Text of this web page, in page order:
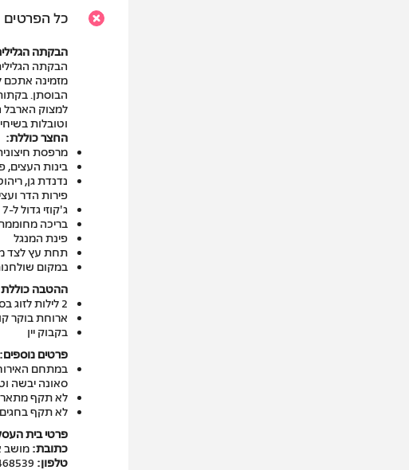
כל הפרטים
הבקתה
מזמינה אתכם
הבוסתן.
למצוק
וטובלות
החצר כוללת:
מרפסת
בינות העצים,
נדנדת גן,
פירות הדר
ג'קוזי גדול ל-7 אנשים תחת פרגולה ענקית
בריכה
פינת המנגל
תחת עץ לצד
במקום
ההטבה
2 לילות לזוג בסופ"ש – שישי שבת
ארוחת בוקר
בקבוק יין
פרטים נוספים:
סאונה יבשה
לא תקף מתאריך 26/06 עד סוף
לא תקף
פרטי בית
כתובת: מושב
טלפון: